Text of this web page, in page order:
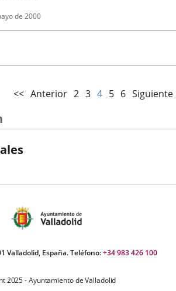
de 2000
<< Anterior 2 3 4 5 6 Siguiente
Valladolid, España. Teléfono:+34 983 426 100
2025 - Ayuntamiento de Valladolid